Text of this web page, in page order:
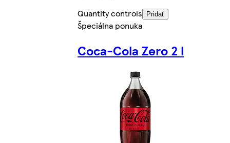
Quantity controls Pridať
Špeciálna ponuka
Coca-Cola Zero 2 l